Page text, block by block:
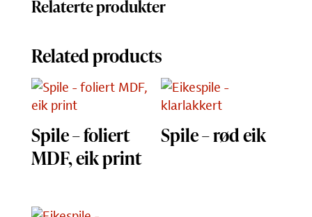
Relaterte produkter
Related products
Spile – foliert
MDF, eik print
Spile – rød eik